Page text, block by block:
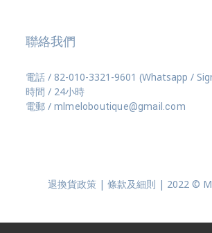
聯絡我們
電話 / 82-010-3321-9601 (Whatsapp /
時間 / 24小時
電郵 / mlmeloboutique@gmail.com
退換貨政策 | 條款及細則 | 2022 ©